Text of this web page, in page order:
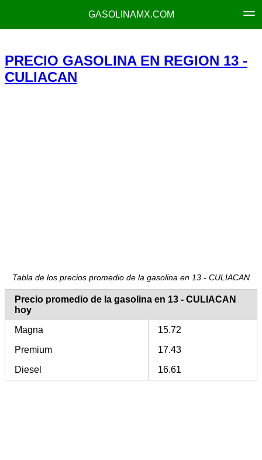
GASOLINAMX.COM
PRECIO GASOLINA EN REGION 13 -
CULIACAN
Tabla de los precios promedio de la gasolina en 13 - CULIACAN
Precio promedio de la gasolina en 13 - CULIACAN
hoy
Magna
15.72
Premium
17.43
Diesel
16.61